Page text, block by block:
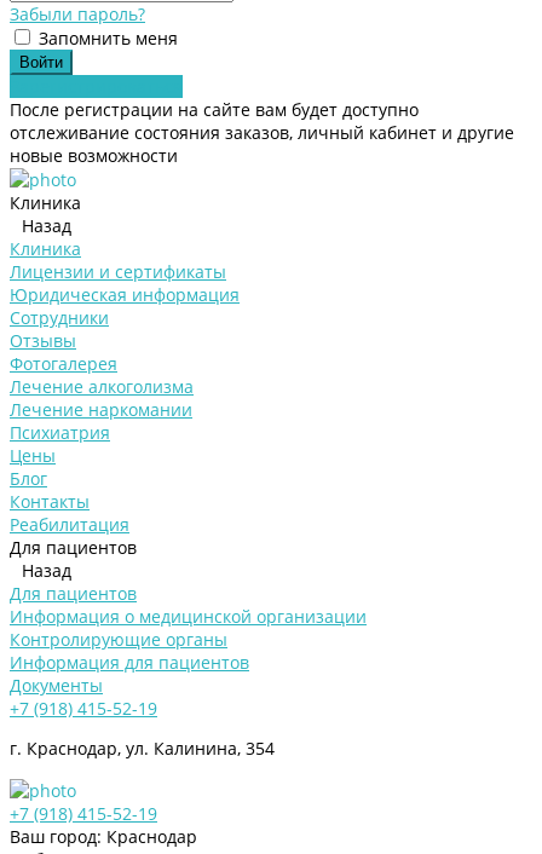
Забыли пароль?
Запомнить меня
После регистрации на сайте вам будет доступно
отслеживание состояния заказов, личный кабинет и другие
новые возможности
Клиника
Назад
Клиника
Лицензии и сертификаты
Юридическая информация
Сотрудники
Отзывы
Фотогалерея
Лечение алкоголизма
Лечение наркомании
Психиатрия
Цены
Блог
Контакты
Реабилитация
Для пациентов
Назад
Для пациентов
Информация о медицинской организации
Контролирующие органы
Информация для пациентов
Документы
+7 (918) 415-52-19
г. Краснодар, ул. Калинина, 354
+7 (918) 415-52-19
Ваш город: Краснодар